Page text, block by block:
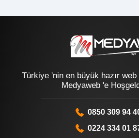
Türkiye 'nin en büyük hazır web
Medyaweb 'e
0850 309 94
0224 334 01